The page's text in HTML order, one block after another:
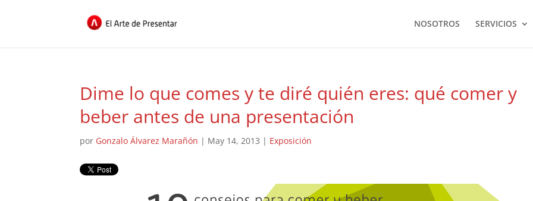
NOSOTROS SERVICIOS
Dime lo que comes y te diré quién eres: qué comer y
beber antes de una presentación
por Gonzalo Álvarez Marañón | May 14, 2013 | Exposición